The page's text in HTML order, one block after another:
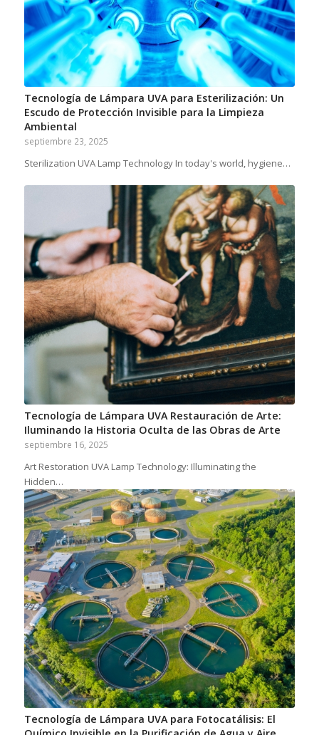
Tecnología de Lámpara UVA para Esterilización: Un
Escudo de Protección Invisible para la Limpieza
Ambiental
septiembre 23, 2025
Sterilization UVA Lamp Technology In today's world, hygiene…
Tecnología de Lámpara UVA Restauración de Arte:
Iluminando la Historia Oculta de las Obras de Arte
septiembre 16, 2025
Art Restoration UVA Lamp Technology: Illuminating the
Hidden…
Tecnología de Lámpara UVA para Fotocatálisis: El